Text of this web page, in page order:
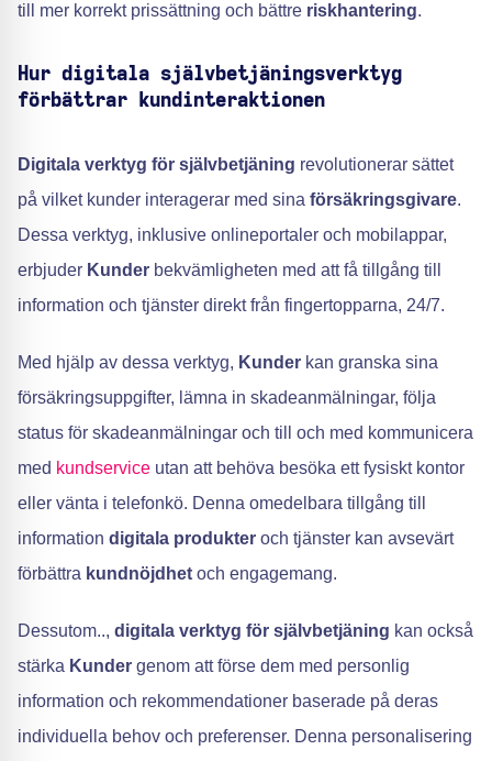
till mer korrekt prissättning och bättre riskhantering.
Hur digitala självbetjäningsverktyg
förbättrar kundinteraktionen
Digitala verktyg för självbetjäning revolutionerar sättet
på vilket kunder interagerar med sina försäkringsgivare.
Dessa verktyg, inklusive onlineportaler och mobilappar,
erbjuder Kunder bekvämligheten med att få tillgång till
information och tjänster direkt från fingertopparna, 24/7.
Med hjälp av dessa verktyg, Kunder kan granska sina
försäkringsuppgifter, lämna in skadeanmälningar, följa
status för skadeanmälningar och till och med kommunicera
med kundservice utan att behöva besöka ett fysiskt kontor
eller vänta i telefonkö. Denna omedelbara tillgång till
information digitala produkter och tjänster kan avsevärt
förbättra kundnöjdhet och engagemang.
Dessutom.., digitala verktyg för självbetjäning kan också
stärka Kunder genom att förse dem med personlig
information och rekommendationer baserade på deras
individuella behov och preferenser. Denna personalisering